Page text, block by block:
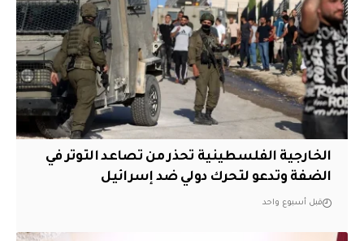
الخارجية الفلسطينية تحذر من تصاعد التوتر في
الضفة وتدعو لتحرك دولي ضد إسرائيل
قبل أسبوع واحد